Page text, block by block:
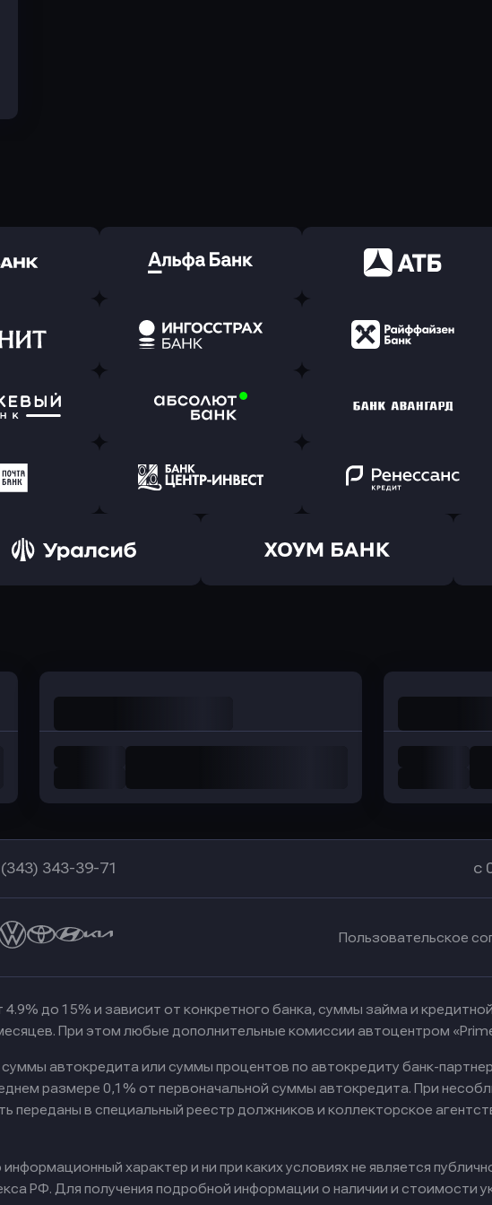
заявку
Оправить заявку
в Альфа-Банк
Оправить заявку
в АТБ Банк
заявку
Банк
Оправить заявку
в Ингосстрах Банк
в Райффайзен Банк
заявку
Оправить заявку
в Абсолют Банк
Оправить заявку
в Банк Авангард
заявку
Банк
Оправить заявку
Оправить заявку
в Ренессанс Банк
343-39-71 с
Пользовательское
4.9% до 15% и зависит от конкретного банка, суммы займа и
При этом любые дополнительные комиссии автоцентром
автокредита или суммы процентов по автокредиту банк-
размере 0,1% от первоначальной суммы автокредита. При
переданы в специальный реестр должников и коллекторское
характер и ни при каких условиях не является
РФ. Для получения подробной информации о наличии и стоимости